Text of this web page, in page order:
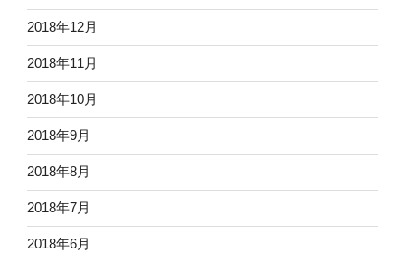
2018年12月
2018年11月
2018年10月
2018年9月
2018年8月
2018年7月
2018年6月